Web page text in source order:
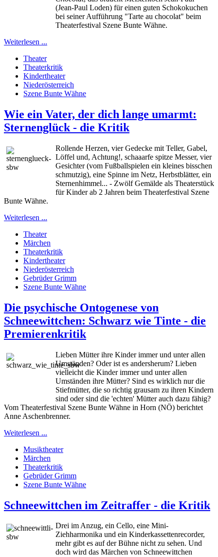
(Jean-Paul Loden) für einen guten Schokokuchen
bei seiner Aufführung "Tarte au chocolat" beim
Theaterfestival Szene Bunte Wähne.
Weiterlesen ...
Theater
Theaterkritik
Kindertheater
Niederösterreich
Szene Bunte Wähne
Wie ein Vater, der dich lange umarmt:
Sternenglück - die Kritik
Rollende Herzen, vier Gedecke mit Teller, Gabel,
Löffel und, Achtung!, schaaarfe spitze Messer, vier
Gesichter (vom Fußballspielen ein kleines bisschen
schmutzig), eine Spinne im Netz, Herbstblätter, ein
Sternenhimmel... - Zwölf Gemälde als Theaterstück
für Kinder ab 2 Jahren beim Theaterfestival Szene
Bunte Wähne.
Weiterlesen ...
Theater
Märchen
Theaterkritik
Kindertheater
Niederösterreich
Gebrüder Grimm
Szene Bunte Wähne
Die psychische Ontogenese von
Schneewittchen: Schwarz wie Tinte - die
Premierenkritik
Lieben Mütter ihre Kinder immer und unter allen
Umständen? Oder ist es andersherum? Lieben
vielleicht die Kinder immer und unter allen
Umständen ihre Mütter? Sind es wirklich nur die
Stiefmütter, die so richtig grausam zu ihren Kindern
sind oder sind die 'echten' Mütter auch dazu fähig?
Vom Theaterfestival Szene Bunte Wähne in Horn (NÖ) berichtet
Anne Aschenbrenner.
Weiterlesen ...
Musiktheater
Märchen
Theaterkritik
Gebrüder Grimm
Szene Bunte Wähne
Schneewittchen im Zeitraffer - die Kritik
Drei im Anzug, ein Cello, eine Mini-
Ziehharmonika und ein Kinderkassettenrecorder,
mehr gibt es auf der Bühne nicht zu sehen. Und
doch wird das Märchen von Schneewittchen